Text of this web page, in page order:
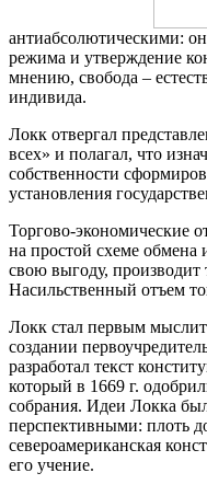
антиабсолютическими:
режима и утверждение
мнению, свобода –
индивида.
Локк отвергал
всех» и полагал, что
собственности
установления
Торгово-экономические
на простой схеме обмена
свою выгоду, производит
Насильственный отъем
Локк стал первым
создании
разработал текст
который в 1669 г.
собрания. Идеи Локка
перспективными: плоть
североамериканская
его учение.